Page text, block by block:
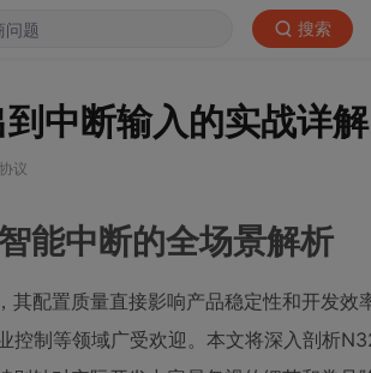
搜索
中断输入的实战详解
议
能中断的全场景解析
配置质量直接影响产品稳定性和开发效
控制等领域广受欢迎。本文将深入剖析